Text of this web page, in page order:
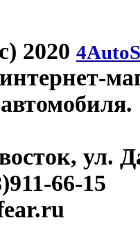
2020
ул.
66-15